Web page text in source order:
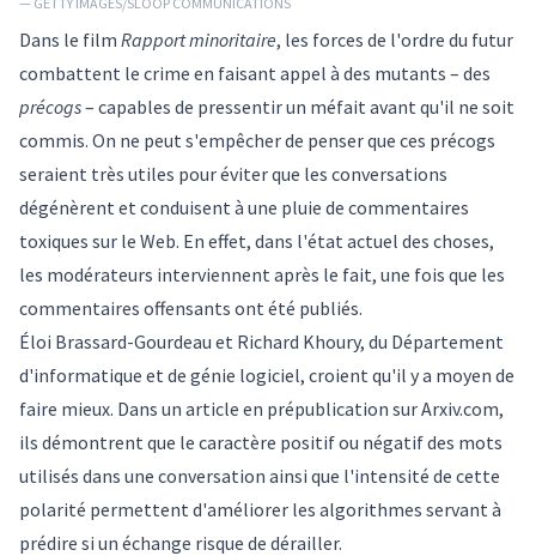
Dans le film Rapport minoritaire, les forces de l'ordre du futur
combattent le crime en faisant appel à des mutants – des
précogs– capables de pressentir un méfait avant qu'il ne soit
commis. On ne peut s'empêcher de penser que ces précogs
seraient très utiles pour éviter que les conversations
dégénèrent et conduisent à une pluie de commentaires
toxiques sur le Web. En effet, dans l'état actuel des choses,
les modérateurs interviennent après le fait, une fois que les
commentaires offensants ont été publiés.
Éloi Brassard-Gourdeau et Richard Khoury, du Département
d'informatique et de génie logiciel, croient qu'il y a moyen de
faire mieux. Dans un article en prépublication sur Arxiv.com,
ils démontrent que le caractère positif ou négatif des mots
utilisés dans une conversation ainsi que l'intensité de cette
polarité permettent d'améliorer les algorithmes servant à
prédire si un échange risque de dérailler.